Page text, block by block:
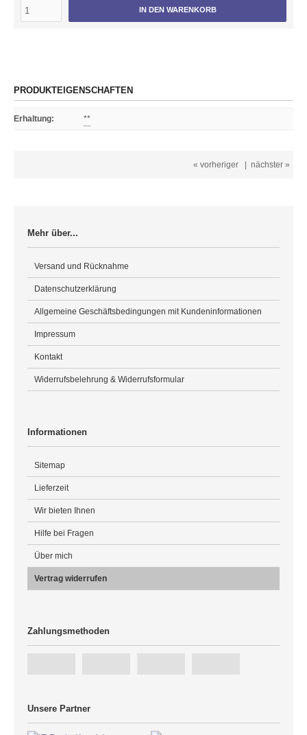
IN DEN WARENKORB
PRODUKTEIGENSCHAFTEN
Erhaltung: **
« vorheriger nächster »
Mehr über...
Versand und Rücknahme
Datenschutzerklärung
Allgemeine Geschäftsbedingungen mit Kundeninformationen
Impressum
Kontakt
Widerrufsbelehrung & Widerrufsformular
Informationen
Sitemap
Lieferzeit
Wir bieten Ihnen
Hilfe bei Fragen
Über mich
Vertrag widerrufen
Zahlungsmethoden
Unsere Partner